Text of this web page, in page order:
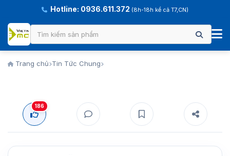
Hotline: 0936.611.372 (8h-18h kể cả T7,CN)
Trang chủ Tin Tức Chung
186